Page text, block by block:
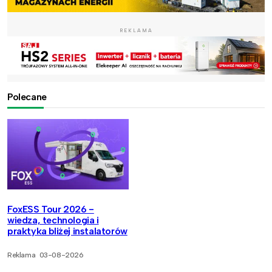
REKLAMA
Polecane
FoxESS Tour 2026 -
wiedza, technologia i
praktyka bliżej instalatorów
Reklama 03-08-2026